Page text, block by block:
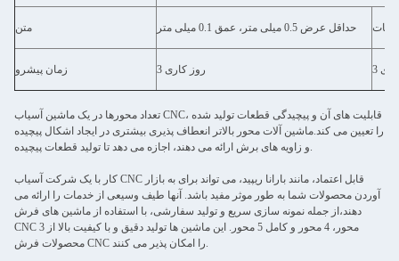
متن حداقل عرض 0.5 میلی متر، عمق 0.1 میلی متر
زمان پیشرو 3 روز کاری
تعداد محورها در یک ماشین آسیاب CNC، قابلیت های آن و پیچیدگی قطعات تولید شده
را تعیین می کند.ماشین آلات محور بالاتر انعطاف پذیری بیشتری در ایجاد اشکال پیچیده
و زاویه های برش ارائه می دهند، اجازه می دهد تا تولید قطعات پیچیده.
کار با یک شرکت آسیاب CNC قابل اعتماد، مانند بارانا ریپید، می تواند برای به بازار
آوردن محصولات شما به طور موثر مفید باشد. آنها طیف وسیعی از خدمات را ارائه می
دهند،از جمله نمونه سازی سریع و تولید سفارشی، با استفاده از ماشین های فرش
CNC 3 محور، 4 محور و کامل 5 محور. این ماشین ها تولید دقیق و با کیفیت بالا از
محصولات فرش CNC را امکان پذیر می کنند.